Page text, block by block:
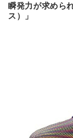
瞬発力が求めら
ス）」